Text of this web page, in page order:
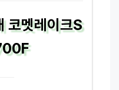
코멧레이크S